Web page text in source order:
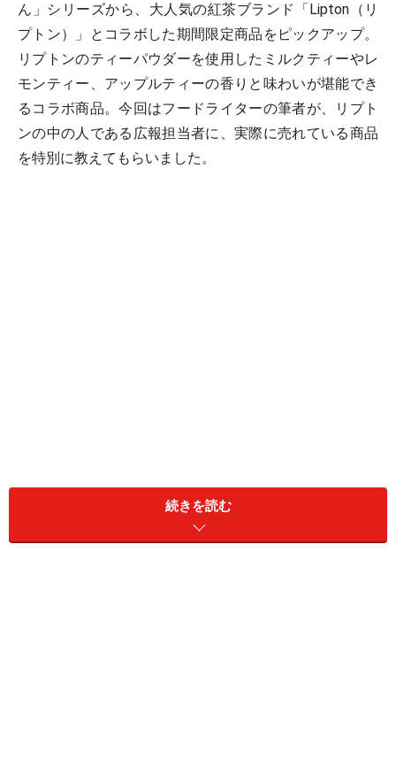
ん」シリーズから、大人気の紅茶ブランド「Lipton（リ
プトン）」とコラボした期間限定商品をピックアップ。
リプトンのティーパウダーを使用したミルクティーやレ
モンティー、アップルティーの香りと味わいが堪能でき
るコラボ商品。今回はフードライターの筆者が、リプト
ンの中の人である広報担当者に、実際に売れている商品
を特別に教えてもらいました。
3位：「国産小麦粉で作ったミルクティードーナツ」
続きを読む